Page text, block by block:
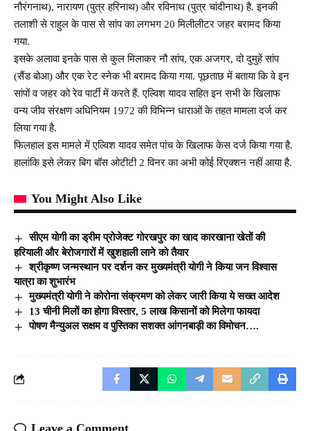
नौरंगनाथ), नारायण (पुत्र हरिनाथ) और रविनाथ (पुत्र चांदीनाथ) है. इनकी
तलाशी से राहुल के पास से सांप का लगभग 20 मिलीलीटर जहर बरामद किया
गया.
इसके अलावा इनके पास से कुल मिलाकर नौ सांप, एक अजगर, दो दुमुहें सांप
(सैंड बोआ) और एक रेट स्नेक भी बरामद किया गया. पूछताछ में बताया कि वे इन
सांपों व जहर को रेव पार्टी में करते हैं. एल्विश यादव सहित इन सभी के खिलाफ
वन्य जीव संरक्षण अधिनियम 1972 की विभिन्न धाराओं के तहत मामला दर्ज कर
लिया गया है.
फिलहाल इस मामले में एल्विश यादव समेत पांच के खिलाफ केस दर्ज किया गया है.
हालांकि इसे लेकर बिग बॉस ओटीटी 2 विनर का अभी कोई रिएक्शन नहीं आया है.
You Might Also Like
सीएम योगी का ड्रीम प्रोजेक्ट गोरखपुर का खाद कारखाना खेतों की
हरियाली और बेरोजगारों में खुशहाली लाने को तैयार
श्रीकृष्ण जन्मस्थान पर दर्शन कर मुख्यमंत्री योगी ने किया जन विश्वास
यात्रा का शुभारंभ
मुख्यमंत्री योगी ने कोरोना संक्रमण को लेकर जारी किया ये सख्त आदेश
13 चीनी मिलों का होगा विस्‍तार, 5 लाख किसानों को मिलेगा फायदा
पोषण मैन्युअल सक्षम व पुस्तिका सशक्त आंगनबाड़ी का विमोचन….
Leave a Comment